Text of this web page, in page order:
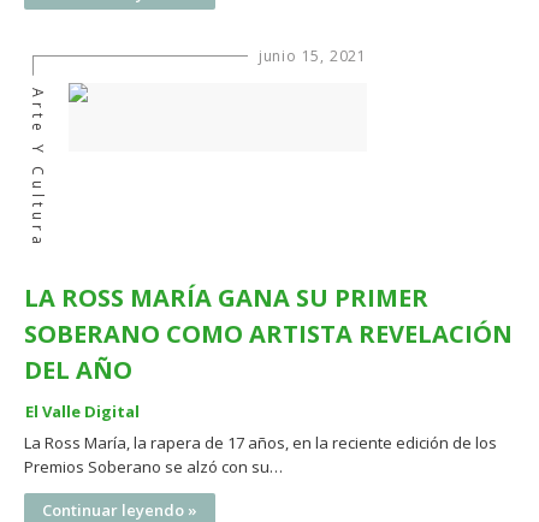
junio 15, 2021
Arte Y Cultura
LA ROSS MARÍA GANA SU PRIMER
SOBERANO COMO ARTISTA REVELACIÓN
DEL AÑO
El Valle Digital
La Ross María, la rapera de 17 años, en la reciente edición de los
Premios Soberano se alzó con su…
Continuar leyendo »